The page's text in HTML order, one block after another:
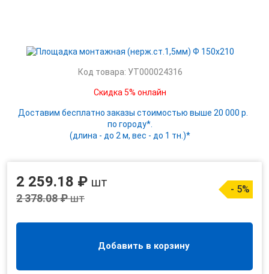
Код товара: УТ000024316
Скидка 5% онлайн
Доставим бесплатно заказы стоимостью выше 20 000 р.
по городу*.
(длина - до 2 м, вес - до 1 тн.)*
2 259.18 ₽ шт
2 378.08 ₽шт
- 5%
Добавить в корзину